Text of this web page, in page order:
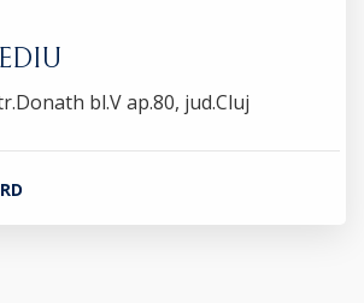
bl.V ap.80, jud.Cluj